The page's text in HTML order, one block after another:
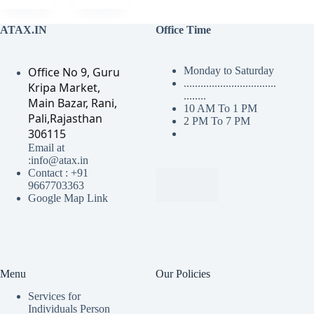
ATAX.IN
Office No 9, Guru
Kripa Market,
Main Bazar, Rani,
Pali,Rajasthan
306115
Email at
:info@atax.in
Contact : +91
9667703363
Google Map Link
Office Time
Monday to Saturday
.................................
........
10 AM To 1 PM
2 PM To 7 PM
Menu
Services for
Individuals Person
Our Policies